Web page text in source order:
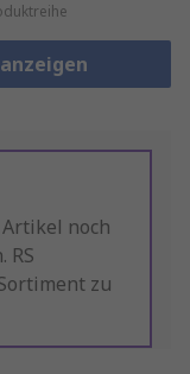
noch
RS
zu